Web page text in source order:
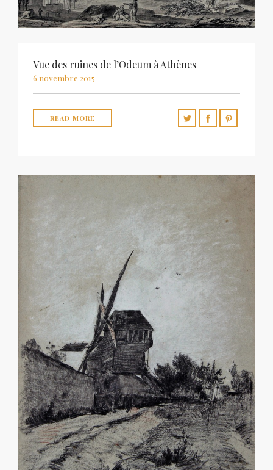
Vue des ruines de l’Odeum à Athènes
6 novembre 2015
READ MORE